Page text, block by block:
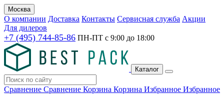
Москва
О компании Доставка Контакты Сервисная служба Акции
Для дилеров
+7 (495) 744-85-86 ПН-ПТ с 9:00 до 18:00
Каталог
Сравнение Сравнение Корзина Корзина Избранное Избранное